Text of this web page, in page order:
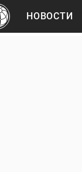
НОВОСТИ